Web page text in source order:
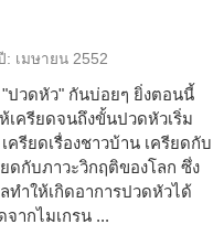
: เมษายน 2552
ปวดหัว" กันบ่อยๆ ยิ่งตอนนี้
เครียดจนถึงขั้นปวดหัวเริ่ม
ครียดเรื่องชาวบ้าน เครียดกับ
ดกับภาวะวิกฤติของโลก ซึ่ง
ทำให้เกิดอาการปวดหัวได้
ากไมเกรน ...